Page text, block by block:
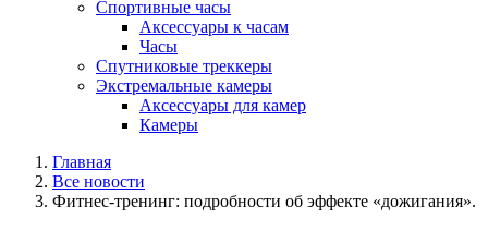
Спортивные часы
Аксессуары к часам
Часы
Спутниковые треккеры
Экстремальные камеры
Аксессуары для камер
Камеры
Главная
Все новости
Фитнес-тренинг: подробности об эффекте «дожигания».